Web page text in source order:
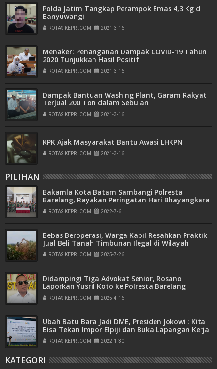
Polda Jatim Tangkap Perampok Emas 4,3 Kg di
Banyuwangi
ROTASIKEPRI.COM 2021-3-16
Menaker: Penanganan Dampak COVID-19 Tahun
2020 Tunjukkan Hasil Positif
ROTASIKEPRI.COM 2021-3-16
Dampak Bantuan Washing Plant, Garam Rakyat
Terjual 200 Ton dalam Sebulan
ROTASIKEPRI.COM 2021-3-16
KPK Ajak Masyarakat Bantu Awasi LHKPN
ROTASIKEPRI.COM 2021-3-16
PILIHAN
Bakamla Kota Batam Sambangi Polresta
Barelang, Rayakan Peringatan Hari Bhayangkara
ke-76
ROTASIKEPRI.COM 2022-7-6
Bebas Beroperasi, Warga Kabil Resahkan Praktik
Jual Beli Tanah Timbunan Ilegal di Wilayah
Pemukiman
ROTASIKEPRI.COM 2025-7-26
Didampingi Tiga Advokat Senior, Rosano
Laporkan Yusril Koto ke Polresta Barelang
ROTASIKEPRI.COM 2025-4-16
Ubah Batu Bara Jadi DME, Presiden Jokowi : Kita
Bisa Tekan Impor Elpiji dan Buka Lapangan Kerja
ROTASIKEPRI.COM 2022-1-30
KATEGORI